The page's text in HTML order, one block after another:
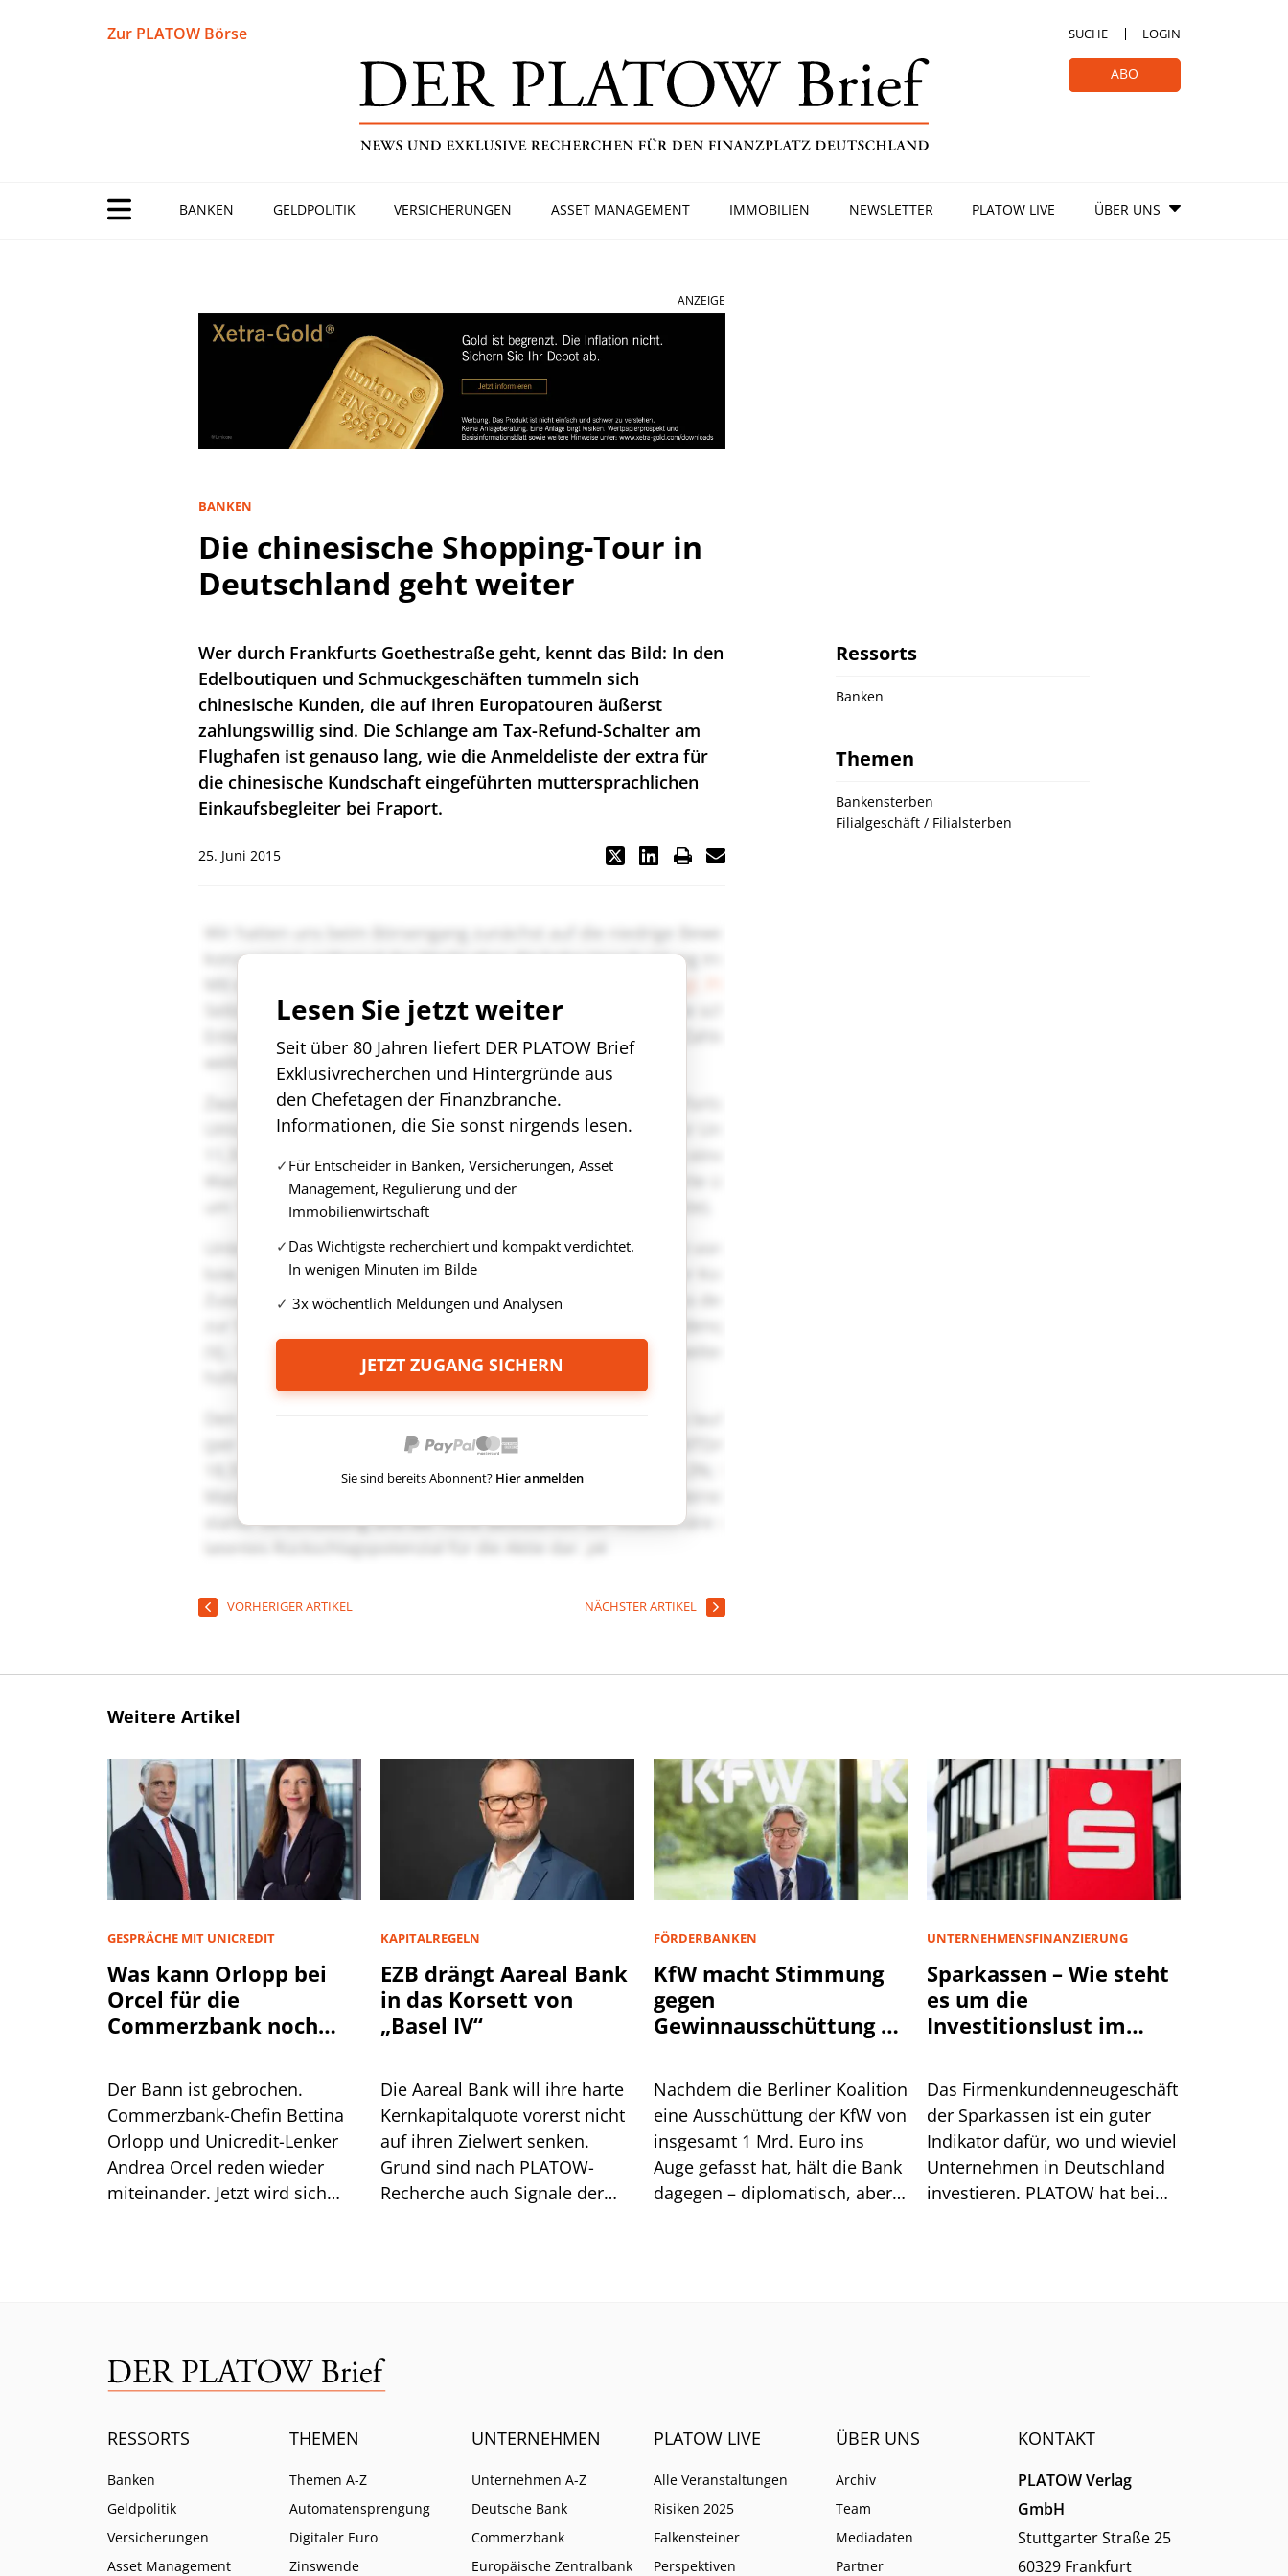
Zur PLATOW Börse SUCHE LOGIN
ABO
BANKEN GELDPOLITIK VERSICHERUNGEN ASSET MANAGEMENT IMMOBILIEN NEWSLETTER PLATOW LIVE ÜBER UNS
ANZEIGE
BANKEN
Die chinesische Shopping-Tour in
Deutschland geht weiter
Wer durch Frankfurts Goethestraße geht, kennt das Bild: In den
Edelboutiquen und Schmuckgeschäften tummeln sich
chinesische Kunden, die auf ihren Europatouren äußerst
zahlungswillig sind. Die Schlange am Tax-Refund-Schalter am
Flughafen ist genauso lang, wie die Anmeldeliste der extra für
die chinesische Kundschaft eingeführten muttersprachlichen
Einkaufsbegleiter bei Fraport.
25. Juni 2015
Lesen Sie jetzt weiter
Seit über 80 Jahren liefert DER PLATOW Brief
Exklusivrecherchen und Hintergründe aus
den Chefetagen der Finanzbranche.
Informationen, die Sie sonst nirgends lesen.
Für Entscheider in Banken, Versicherungen, Asset
Management, Regulierung und der
Immobilienwirtschaft
Das Wichtigste recherchiert und kompakt verdichtet.
In wenigen Minuten im Bilde
3x wöchentlich Meldungen und Analysen
JETZT ZUGANG SICHERN
Sie sind bereits Abonnent? Hier anmelden
VORHERIGER ARTIKEL NÄCHSTER ARTIKEL
Ressorts
Banken
Themen
Bankensterben
Filialgeschäft / Filialsterben
Weitere Artikel
GESPRÄCHE MIT UNICREDIT
Was kann Orlopp bei
Orcel für die
Commerzbank noch
Der Bann ist gebrochen.
Commerzbank-Chefin Bettina
Orlopp und Unicredit-Lenker
Andrea Orcel reden wieder
miteinander. Jetzt wird sich
KAPITALREGELN
EZB drängt Aareal Bank
in das Korsett von
„Basel IV“
Die Aareal Bank will ihre harte
Kernkapitalquote vorerst nicht
auf ihren Zielwert senken.
Grund sind nach PLATOW-
Recherche auch Signale der
FÖRDERBANKEN
KfW macht Stimmung
gegen
Gewinnausschüttung an
Nachdem die Berliner Koalition
eine Ausschüttung der KfW von
insgesamt 1 Mrd. Euro ins
Auge gefasst hat, hält die Bank
dagegen – diplomatisch, aber
UNTERNEHMENSFINANZIERUNG
Sparkassen – Wie steht
es um die
Investitionslust im
Das Firmenkundenneugeschäft
der Sparkassen ist ein guter
Indikator dafür, wo und wieviel
Unternehmen in Deutschland
investieren. PLATOW hat bei
RESSORTS
Banken
Geldpolitik
Versicherungen
Asset Management
THEMEN
Themen A-Z
Automatensprengung
Digitaler Euro
Zinswende
UNTERNEHMEN
Unternehmen A-Z
Deutsche Bank
Commerzbank
Europäische Zentralbank
PLATOW LIVE
Alle Veranstaltungen
Risiken 2025
Falkensteiner
Perspektiven
ÜBER UNS
Archiv
Team
Mediadaten
Partner
KONTAKT
PLATOW Verlag
GmbH
Stuttgarter Straße 25
60329 Frankfurt